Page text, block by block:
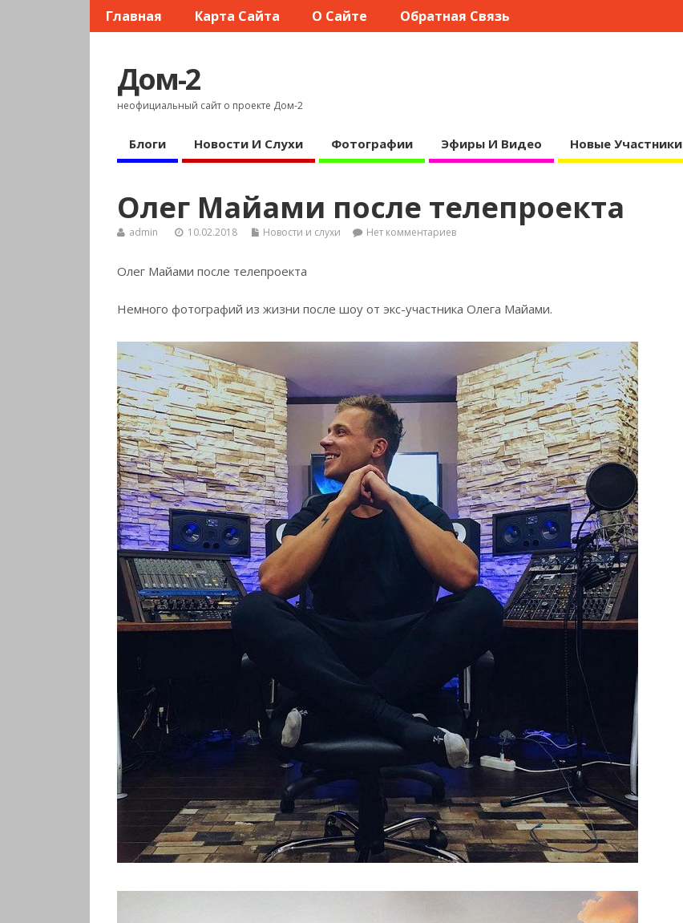
Главная Карта Сайта О Сайте Обратная Связь
Дом-2
неофициальный сайт о проекте Дом-2
Блоги Новости И Слухи Фотографии Эфиры И Видео Новые Участники
Олег Майами после телепроекта
admin 10.02.2018 Новости и слухи Нет комментариев
Олег Майами после телепроекта
Немного фотографий из жизни после шоу от экс-участника Олега Майами.